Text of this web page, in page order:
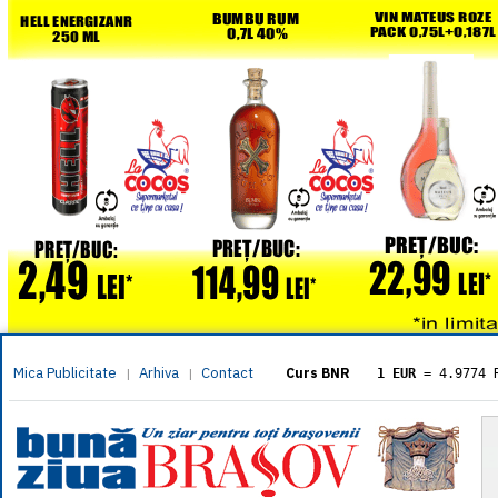
Mica Publicitate | Arhiva | Contact Curs BNR 1 EUR = 4.9774
= 5.8304
1 XAU= 464.4611
1 AED= 1.1933
1 AUD= 2.7957
1 BGN= 2.5449